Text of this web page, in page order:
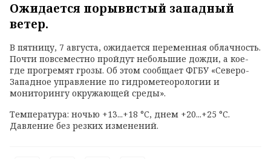
Ожидается порывистый западный
ветер.
В пятницу, 7 августа, ожидается переменная облачность.
Почти повсеместно пройдут небольшие дожди, а кое-
где прогремят грозы. Об этом сообщает ФГБУ «Северо-
Западное управление по гидрометеорологии и
мониторингу окружающей среды».
Температура: ночью +13...+18 °C, днем +20...+25 °C.
Давление без резких изменений.